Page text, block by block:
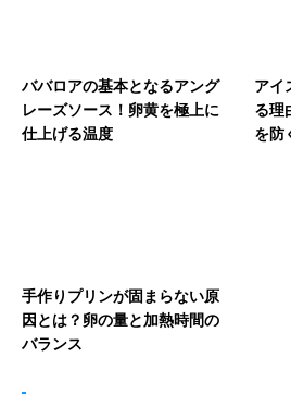
ババロアの基本となるアング
レーズソース！卵黄を極上に
仕上げる温度
アイ
る理
を防
手作りプリンが固まらない原
因とは？卵の量と加熱時間の
バランス